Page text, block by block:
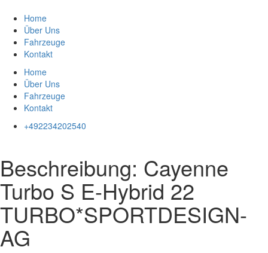
Inhalt
springen
Home
Über Uns
Fahrzeuge
Kontakt
Home
Über Uns
Fahrzeuge
Kontakt
+492234202540
Beschreibung: Cayenne
Turbo S E-Hybrid 22
TURBO*SPORTDESIGN-
AG